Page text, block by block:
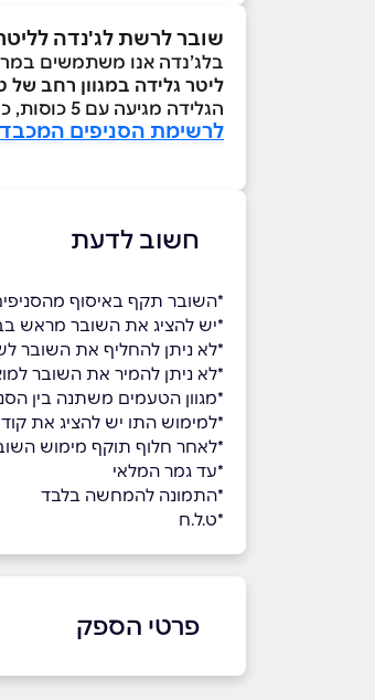
שובר לרשת לג'נדה
בלג’נדה אנו משתמשים
ליטר גלידה במגוון רחב של
הגלידה מגיעה עם 5 כוסות, כפיות ו-5 גביעים.
לרשימת הסניפים
חשוב לדעת
*השובר תקף באיסוף
*יש להציג את השובר מראש
*לא ניתן להחליף את השובר
*לא ניתן להמיר את השובר
*מגוון הטעמים משתנה בין
*למימוש התו יש להציג את
*לאחר חלוף תוקף מימוש
*עד גמר המלאי
*התמונה להמחשה בלבד
*ט.ל.ח
פרטי הספק